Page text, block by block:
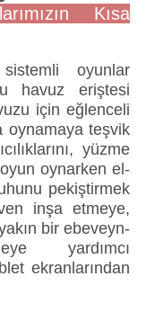
Kısa
oyunlar
havuz eriştesi
için eğlenceli
oynamaya teşvik
yüzme
oynarken el-
pekiştirmek
inşa etmeye,
bir ebeveyn-
yardımcı
ekranlarından